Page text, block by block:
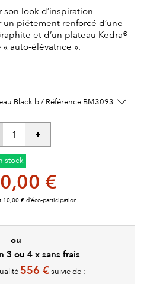
look d’inspiration
piétement renforcé d’une
et d’un plateau Kedra®
auto-élévatrice ».
Black b / Référence BM3093
stock
€
10,00 € d’éco-participation
ou
3 ou 4 x sans frais
556 €suivie de :